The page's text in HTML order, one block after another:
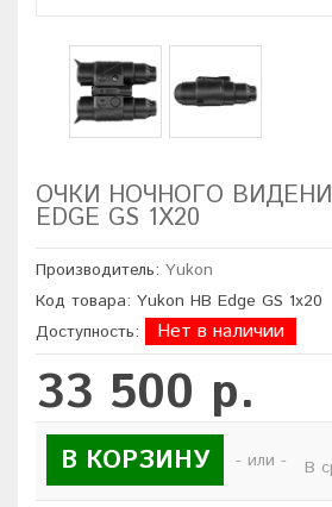
ОЧКИ НОЧНОГО
EDGE GS 1X20
Производитель: Yukon
Код товара: Yukon НВ Edge GS 1x20
Доступность:
Нет в наличии
33 500 р.
В КОРЗИНУ - или - В